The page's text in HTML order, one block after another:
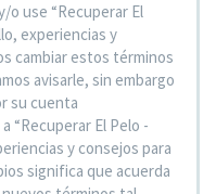
use “Recuperar El
experiencias y
cambiar estos términos
avisarle, sin embargo
su cuenta
“Recuperar El Pelo -
y consejos para
significa que acuerda